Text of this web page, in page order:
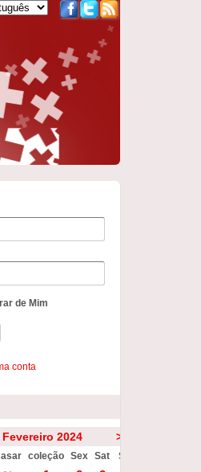
de Mim
conta
Fevereiro 2024 >
coleção Sex Sat
Sun